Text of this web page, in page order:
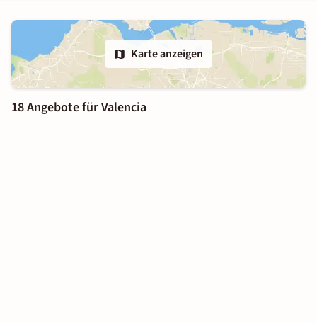
Karte anzeigen
18 Angebote für Valencia